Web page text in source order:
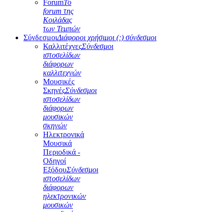
ForumΤο
forum της
Κοιλάδας
των Τεμπών
ΣύνδεσμοιΔιάφοροι χρήσιμοι (;) σύνδεσμοι
ΚαλλιτέχνεςΣύνδεσμοι
ιστοσελίδων
διάφορων
καλλιτεχνών
Μουσικές
ΣκηνέςΣύνδεσμοι
ιστοσελίδων
διάφορων
μουσικών
σκηνών
Ηλεκτρονικά
Μουσικά
Περιοδικά -
Οδηγοί
ΕξόδουΣύνδεσμοι
ιστοσελίδων
διάφορων
ηλεκτρονικών
μουσικών